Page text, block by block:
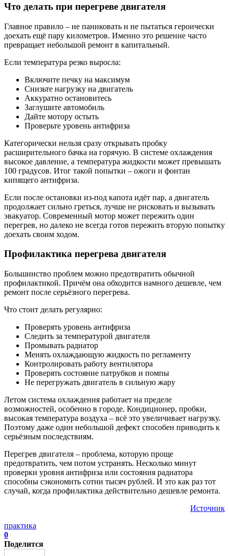
Что делать при перегреве двигателя
Главное правило – не паниковать и не пытаться героически
доехать ещё пару километров. Именно это решение часто
превращает небольшой ремонт в капитальный.
Если температура резко выросла:
Включите печку на максимум
Снизьте нагрузку на двигатель
Аккуратно остановитесь
Заглушите автомобиль
Дайте мотору остыть
Проверьте уровень антифриза
Категорически нельзя сразу открывать пробку
расширительного бачка на горячую. В системе охлаждения
высокое давление, а температура жидкости может превышать
100 градусов. Итог такой попытки – ожоги и фонтан
кипящего антифриза.
Если после остановки из-под капота идёт пар, а двигатель
продолжает сильно греться, лучше не рисковать и вызывать
эвакуатор. Современный мотор может пережить один
перегрев, но далеко не всегда готов пережить вторую попытку
доехать своим ходом.
Профилактика перегрева двигателя
Большинство проблем можно предотвратить обычной
профилактикой. Причём она обходится намного дешевле, чем
ремонт после серьёзного перегрева.
Что стоит делать регулярно:
Проверять уровень антифриза
Следить за температурой двигателя
Промывать радиатор
Менять охлаждающую жидкость по регламенту
Контролировать работу вентилятора
Проверять состояние патрубков и помпы
Не перегружать двигатель в сильную жару
Летом система охлаждения работает на пределе
возможностей, особенно в городе. Кондиционер, пробки,
высокая температура воздуха – всё это увеличивает нагрузку.
Поэтому даже один небольшой дефект способен приводить к
серьёзным последствиям.
Перегрев двигателя – проблема, которую проще
предотвратить, чем потом устранять. Несколько минут
проверки уровня антифриза или состояния радиатора
способны сэкономить сотни тысяч рублей. И это как раз тот
случай, когда профилактика действительно дешевле ремонта.
Источник
практика
0
Поделится